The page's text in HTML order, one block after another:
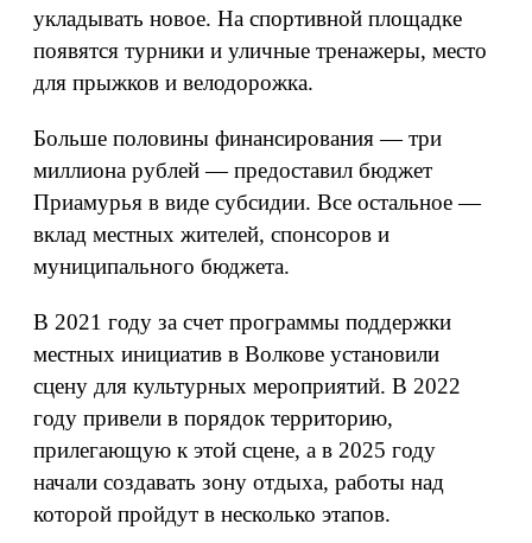
укладывать новое. На спортивной площадке
появятся турники и уличные тренажеры, место
для прыжков и велодорожка.
Больше половины финансирования — три
миллиона рублей — предоставил бюджет
Приамурья в виде субсидии. Все остальное —
вклад местных жителей, спонсоров и
муниципального бюджета.
В 2021 году за счет программы поддержки
местных инициатив в Волкове установили
сцену для культурных мероприятий. В 2022
году привели в порядок территорию,
прилегающую к этой сцене, а в 2025 году
начали создавать зону отдыха, работы над
которой пройдут в несколько этапов.